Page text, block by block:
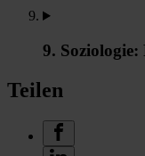
9.
Teilen